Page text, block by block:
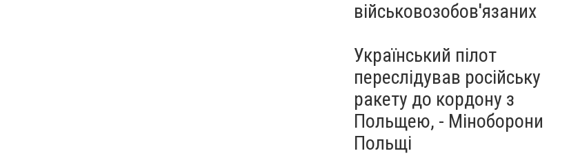
військовозобов'язаних
Український пілот
переслідував російську
ракету до кордону з
Польщею, - Міноборони
Польщі